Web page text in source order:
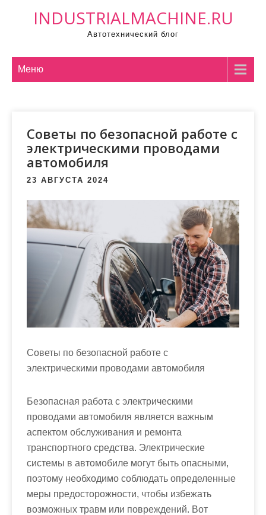
INDUSTRIALMACHINE.RU
Автотехнический блог
Меню
Советы по безопасной работе с
электрическими проводами
автомобиля
23 АВГУСТА 2024
Советы по безопасной работе с
электрическими проводами автомобиля
Безопасная работа с электрическими
проводами автомобиля является важным
аспектом обслуживания и ремонта
транспортного средства. Электрические
системы в автомобиле могут быть опасными,
поэтому необходимо соблюдать определенные
меры предосторожности, чтобы избежать
возможных травм или повреждений. Вот